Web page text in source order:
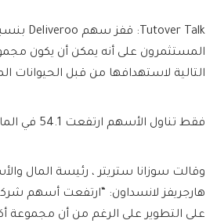
المستثمرون على أنه يمكن أن يكون
التالية لاستهدافها من قبل الحيوانات
فقط تناول الأسهم ارتفعت 54.1 في المائة في أمستردام.
وقالت سوزانا ستريتر ، رئيسة المال
على التطوير على الرغم من أن مجموعة